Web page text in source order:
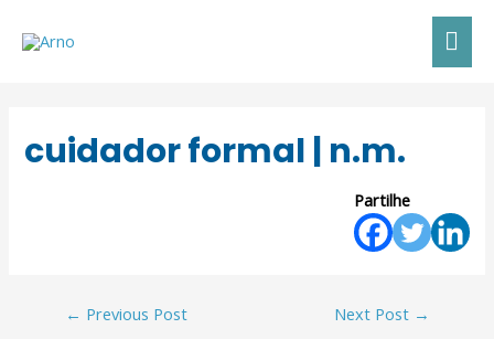
cuidador formal | n.m.
Partilhe
← Previous Post Next Post →